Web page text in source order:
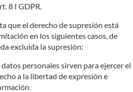
8 I GDPR.
que el derecho de supresión está
en los siguientes casos, de
excluida la supresión:
datos personales sirven para ejercer el
a la libertad de expresión e